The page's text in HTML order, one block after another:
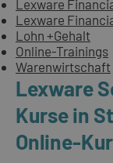
Lexware
Lexware
Lohn +Gehalt
Online-Trainings
Warenwirtschaft
Lexware
Kurse in
Online-